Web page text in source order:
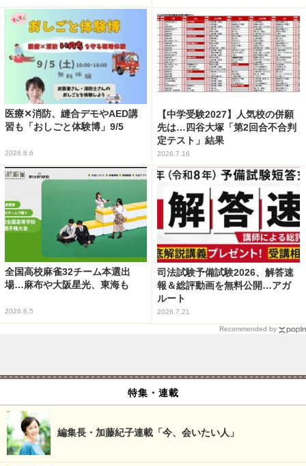
医療✕消防、縫合デモやAED講
習も「おしごと体験博」9/5
2026.8.6
【中学受験2027】人気校の併願
先は…四谷大塚「第2回合不合判
定テスト」結果
2026.7.16
全国高校麻雀32チーム本選出
場…麻布や大阪星光、東海も
2026.8.5
司法試験予備試験2026、解答速
報＆総評動画を無料公開…アガ
ルート
2026.7.21
Recommended by
特集・連載
編集長・加藤紀子連載「今、会いたい人」